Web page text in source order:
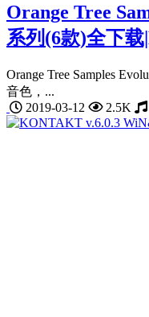
Orange Tree
系列(6款)全下
Orange Tree Samples
音色，...
2019-03-12
2.5K